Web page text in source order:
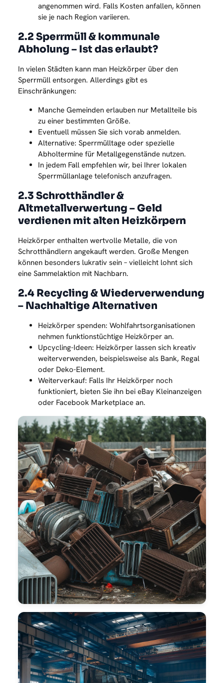
angenommen wird. Falls Kosten anfallen, können
sie je nach Region variieren.
2.2 Sperrmüll & kommunale
Abholung – Ist das erlaubt?
In vielen Städten kann man Heizkörper über den
Sperrmüll entsorgen. Allerdings gibt es
Einschränkungen:
Manche Gemeinden erlauben nur Metallteile bis
zu einer bestimmten Größe.
Eventuell müssen Sie sich vorab anmelden.
Alternative: Sperrmülltage oder spezielle
Abholtermine für Metallgegenstände nutzen.
In jedem Fall empfehlen wir, bei Ihrer lokalen
Sperrmüllanlage telefonisch anzufragen.
2.3 Schrotthändler &
Altmetallverwertung – Geld
verdienen mit alten Heizkörpern
Heizkörper enthalten wertvolle Metalle, die von
Schrotthändlern angekauft werden. Große Mengen
können besonders lukrativ sein – vielleicht lohnt sich
eine Sammelaktion mit Nachbarn.
2.4 Recycling & Wiederverwendung
– Nachhaltige Alternativen
Heizkörper spenden: Wohlfahrtsorganisationen
nehmen funktionstüchtige Heizkörper an.
Upcycling-Ideen: Heizkörper lassen sich kreativ
weiterverwenden, beispielsweise als Bank, Regal
oder Deko-Element.
Weiterverkauf: Falls Ihr Heizkörper noch
funktioniert, bieten Sie ihn bei eBay Kleinanzeigen
oder Facebook Marketplace an.